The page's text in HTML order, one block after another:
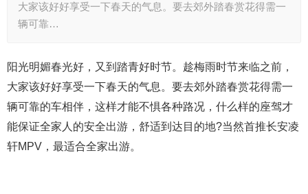
大家该好好享受一下春天的气息。要去郊外踏春赏花得需一
辆可靠…
阳光明媚春光好，又到踏青好时节。趁梅雨时节来临之前，
大家该好好享受一下春天的气息。要去郊外踏春赏花得需一
辆可靠的车相伴，这样才能不惧各种路况，什么样的座驾才
能保证全家人的安全出游，舒适到达目的地?当然首推长安凌
轩MPV，最适合全家出游。